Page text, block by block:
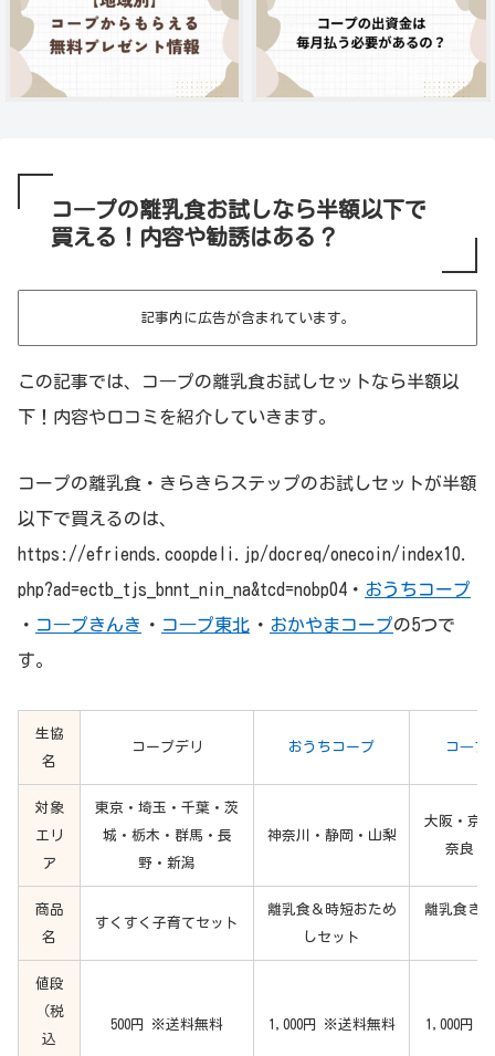
コ―プの離乳食お試しなら半額以下で
買える！内容や勧誘はある？
記事内に広告が含まれています。
この記事では、コ―プの離乳食お試しセットなら半額以
下！内容や口コミを紹介していきます。
コープの離乳食・きらきらステップのお試しセットが半額
以下で買えるのは、
https://efriends.coopdeli.jp/docreq/onecoin/index10.
php?ad=ectb_tjs_bnnt_nin_na&tcd=nobp04・ おうちコープ
・ コ―プきんき ・ コ―プ東北 ・ おかやまコープの5つで
す。
生協
名
コープデリ おうちコープ コ―プ
対象
エリ
ア
東京・埼玉・千葉・茨
城・栃木・群馬・長
野・新潟
神奈川・静岡・山梨
大阪・京
奈良・
商品
名
すくすく子育てセット
離乳食＆時短おため
しセット
離乳食き
値段
（税
込
500円 ※送料無料 1,000円 ※送料無料 1,000円 ※